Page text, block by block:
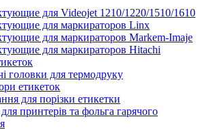
для Videojet 1210/1220/1510/1610
для маркираторов Linx
для маркираторов Markem-Imaje
для маркираторов Hitachi
головки для термодруку
етикеток
для порізки етикетки
принтерів та фольга гарячого